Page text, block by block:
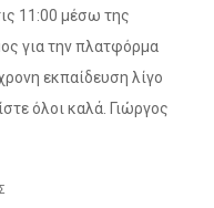
11:00 μέσω της
για την πλατφόρμα
εκπαίδευση λίγο
όλοι καλά. Γιώργος